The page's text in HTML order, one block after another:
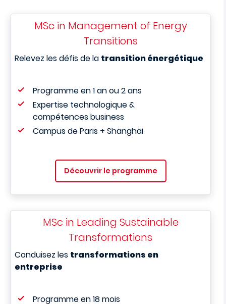
MSc in Management of Energy
Transitions
Relevez les défis de la transition énergétique
Programme en 1 an ou 2 ans
Expertise technologique &
compétences business
Campus de Paris + Shanghai
Découvrir le programme
MSc in Leading Sustainable
Transformations
Conduisez les transformations en
entreprise
Programme en 18 mois